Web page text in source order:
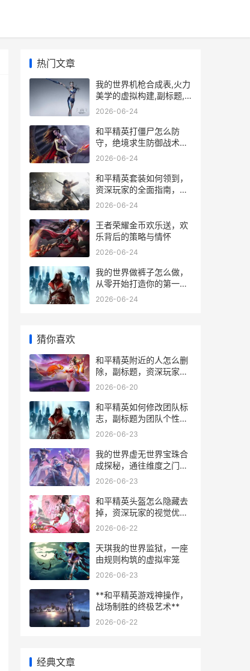
热门文章
我的世界机枪合成表,火力
美学的虚拟构建,副标题,
方块世界的金属风暴奏鸣
2026-06-24
和平精英打僵尸怎么防
守，绝境求生防御战术精
解
2026-06-24
和平精英套装如何领到，
资深玩家的全面指南，副
标题，从零开始获取心仪
2026-06-24
王者荣耀金币欢乐送，欢
乐背后的策略与情怀
2026-06-24
我的世界做裤子怎么做，
从零开始打造你的第一条
护甲裤
2026-06-24
猜你喜欢
和平精英附近的人怎么删
除，副标题，资深玩家详
解社交功能净化指南
2026-06-20
和平精英如何修改团队标
志，副标题为团队个性展
现与战术协作新思路
2026-06-23
我的世界虚无世界宝珠合
成探秘，通往维度之门的
钥匙
2026-06-23
和平精英头盔怎么隐藏去
掉，资深玩家的视觉优化
指南，副标题，追求极致
2026-06-22
天琪我的世界监狱，一座
由规则构筑的虚拟牢笼
2026-06-23
**和平精英游戏神操作，
战场制胜的终极艺术**
2026-06-22
经典文章